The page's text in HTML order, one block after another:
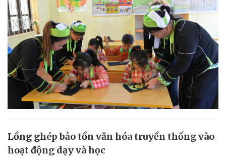
Lồng ghép bảo tồn văn hóa truyền thống vào
hoạt động dạy và học